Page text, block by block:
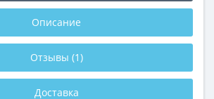
Описание
Отзывы (1)
Доставка